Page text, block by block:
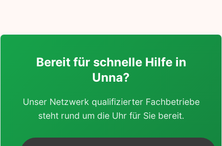
Bereit für schnelle Hilfe in
Unna?
Unser Netzwerk qualifizierter Fachbetriebe
steht rund um die Uhr für Sie bereit.